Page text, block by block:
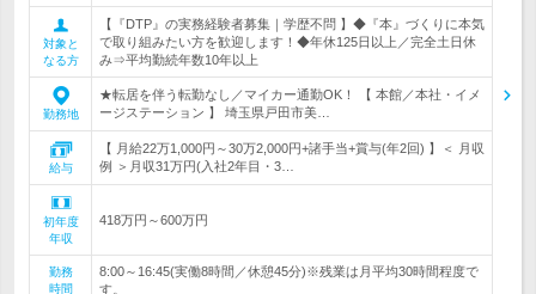
対象と
なる方
【『DTP』の実務経験者募集｜学歴不問 】◆『本』づくりに本気
で取り組みたい方を歓迎します！◆年休125日以上／完全土日休
み⇒平均勤続年数10年以上
勤務地
★転居を伴う転勤なし／マイカー通勤OK！ 【 本館／本社・イメ
ージステーション 】 埼玉県戸田市美…
給与
【 月給22万1,000円～30万2,000円+諸手当+賞与(年2回) 】＜ 月収
例 ＞月収31万円(入社2年目・3…
初年度
年収
418万円～600万円
勤務
時間
8:00～16:45(実働8時間／休憩45分)※残業は月平均30時間程度で
す。